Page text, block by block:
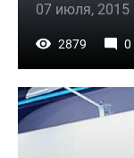
07 июля, 2015
2879 0